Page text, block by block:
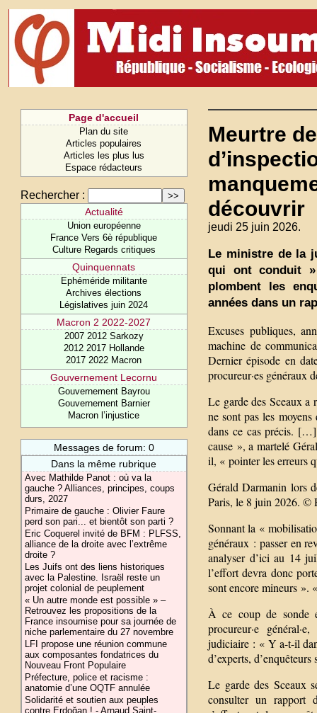
Page d'accueil
Plan du site
Articles populaires
Articles les plus lus
Espace rédacteurs
Rechercher :
Actualité
Union européenne
France Vers 6è république
Culture Regards critiques
Quinquennats
Ephéméride militante
Archives élections
Législatives juin 2024
Macron 2 2022-2027
2007 2012 Sarkozy
2012 2017 Hollande
2017 2022 Macron
Gouvernement Lecornu
Gouvernement Bayrou
Gouvernement Barnier
Macron l’injustice
Messages de forum: 0
Dans la même rubrique
Avec Mathilde Panot : où va la
gauche ? Alliances, principes, coups
durs, 2027
Primaire de gauche : Olivier Faure
perd son pari... et bientôt son parti ?
Eric Coquerel invité de BFM : PLFSS,
alliance de la droite avec l’extrême
droite ?
Les Juifs ont des liens historiques
avec la Palestine. Israël reste un
projet colonial de peuplement
« Un autre monde est possible » –
Retrouvez les propositions de la
France insoumise pour sa journée de
niche parlementaire du 27 novembre
LFI propose une réunion commune
aux composantes fondatrices du
Nouveau Front Populaire
Préfecture, police et racisme :
anatomie d’une OQTF annulée
Solidarité et soutien aux peuples
contre Erdoğan ! - Arnaud Saint-
Meurtre
découvrir
jeudi 25 juin 2026.
Le ministre de la
qui ont conduit »
plombent les
années dans un
Excuses publiques,
machine de
Dernier épisode en
procureur·es généraux
Le garde des Sceaux a
ne sont pas les
dans ce cas précis.
cause », a martelé
il, « pointer les erreurs
Gérald Darmanin lors
Paris, le 8 juin 2026. ©
Sonnant la «
généraux : passer en
analyser d’ici au 14
l’effort devra donc
sont encore mineurs ».
À ce coup de sonde
procureur·e
judiciaire : « Y a-t-il
d’experts,
Le garde des Sceaux
consulter un rapport